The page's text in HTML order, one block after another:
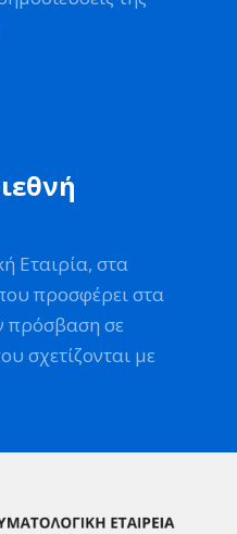
Εταιρία, στα
προσφέρει στα
πρόσβαση σε
σχετίζονται με